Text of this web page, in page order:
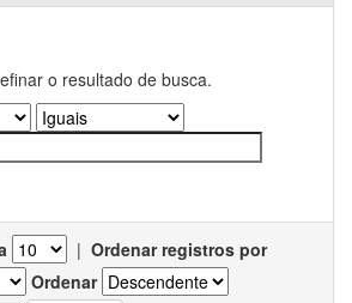
o resultado de busca.
| Ordenar registros por
Ordenar